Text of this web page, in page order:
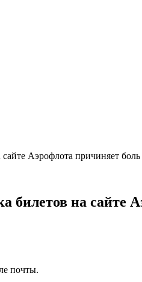
Аэрофлота причиняет боль
билетов на сайте
почты.